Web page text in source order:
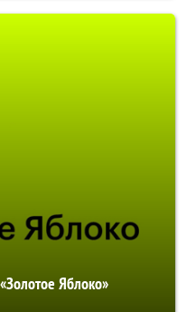
Яблоко»